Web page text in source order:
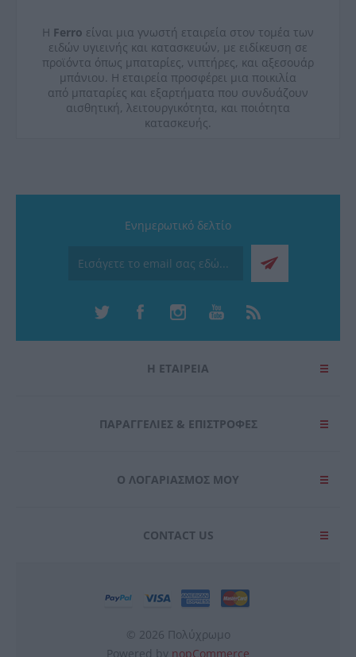
Η Ferro είναι μια γνωστή εταιρεία στον τομέα των
ειδών υγιεινής και κατασκευών, με ειδίκευση σε
προϊόντα όπως μπαταρίες, νιπτήρες, και αξεσουάρ
μπάνιου. Η εταιρεία προσφέρει μια ποικιλία
από μπαταρίες και εξαρτήματα που συνδυάζουν
αισθητική, λειτουργικότητα, και ποιότητα
κατασκευής.
Ενημερωτικό δελτίο
Η ΕΤΑΙΡΕΙΑ
ΠΑΡΑΓΓΕΛΊΕΣ & ΕΠΙΣΤΡΟΦΈΣ
Ο ΛΟΓΑΡΙΑΣΜΌΣ ΜΟΥ
CONTACT US
© 2026 Πολύχρωμο
Powered by nopCommerce